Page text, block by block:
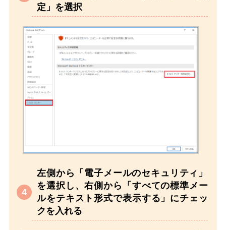
定」を選択
左側から「電子メールのセキュリティ」
を選択し、右側から「すべての標準メー
ルをテキスト形式で表示する」にチェッ
クを入れる